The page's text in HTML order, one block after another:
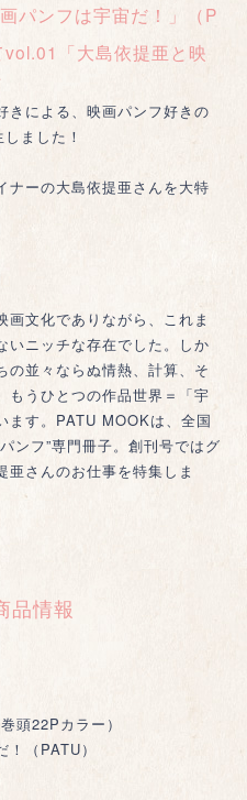
パンフは宇宙だ！」（P
「大島依提亜と映
きによる、映画パンフ好きの
ました！
ナーの大島依提亜さんを大特
文化でありながら、これま
いニッチな存在でした。しか
の並々ならぬ情熱、計算、そ
もうひとつの作品世界＝「宇
ます。PATU MOOKは、全国
ンフ”専門冊子。創刊号ではグ
亜さんのお仕事を特集しま
品情報
頭22Pカラー）
（PATU）